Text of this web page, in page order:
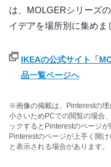
は、MOLGERシリーズ
イデアを場所別に集めま
IKEAの公式サイト「
品一覧ページへ
※画像の掲載は、Pinterestの埋
小さいためPCでの閲覧の場合
ックするとPinterestのページ
Pinterestのページが上手く開
と表示される場合があります。